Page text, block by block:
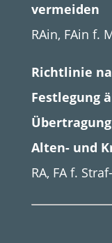
vermeiden
RAin, FAin f.
Richtlinie
Festlegung
Alten- und
RA, FA f.